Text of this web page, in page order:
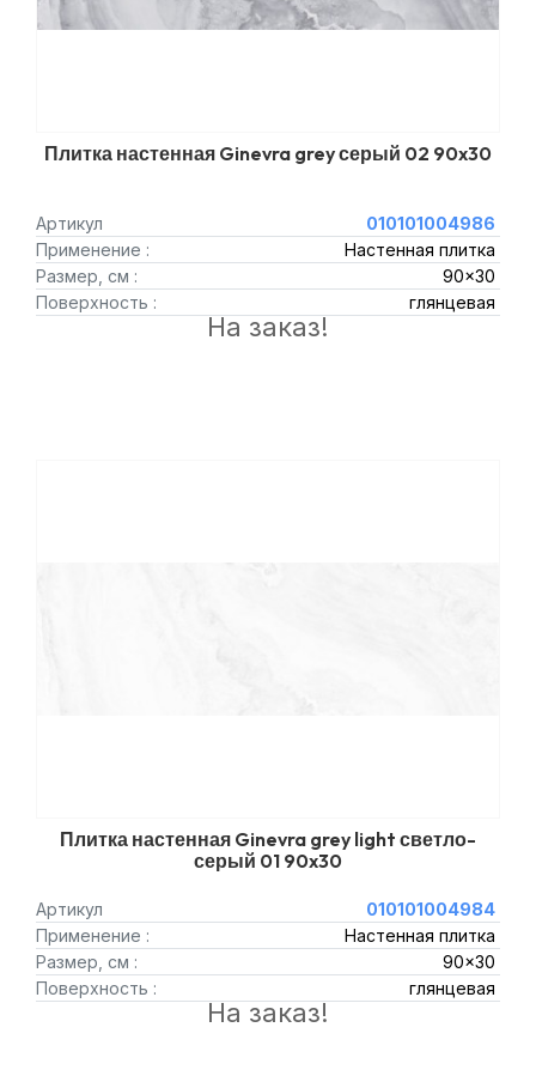
Плитка настенная Ginevra grey серый 02 90x30
Артикул
010101004986
Применение :
Настенная плитка
Размер, см :
90x30
Поверхность :
глянцевая
На заказ!
Плитка настенная Ginevra grey light светло-
серый 01 90x30
Артикул
010101004984
Применение :
Настенная плитка
Размер, см :
90x30
Поверхность :
глянцевая
На заказ!